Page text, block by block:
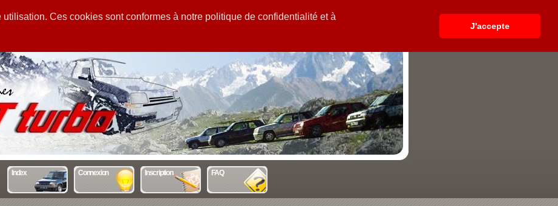
Ces cookies sont conformes à notre politique de confidentialité et à
J'accepte
Index Connexion Inscription FAQ